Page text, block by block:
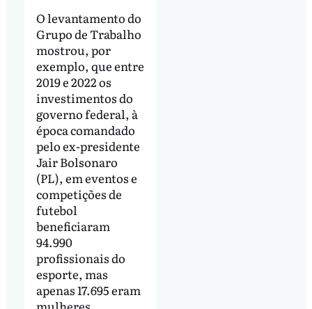
O levantamento do
Grupo de Trabalho
mostrou, por
exemplo, que entre
2019 e 2022 os
investimentos do
governo federal, à
época comandado
pelo ex-presidente
Jair Bolsonaro
(PL), em eventos e
competições de
futebol
beneficiaram
94.990
profissionais do
esporte, mas
apenas 17.695 eram